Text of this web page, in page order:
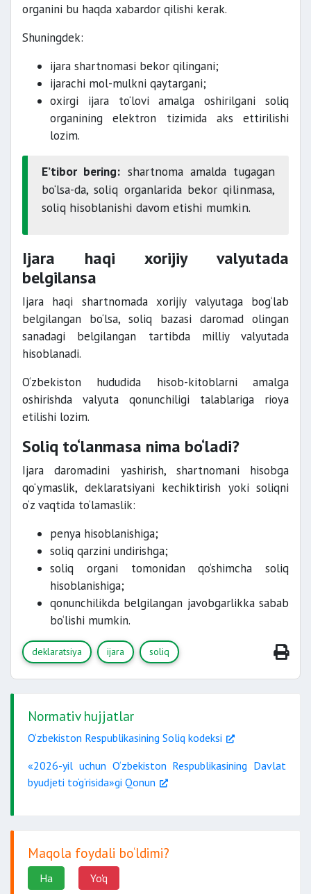
organini bu haqda xabardor qilishi kerak.
Shuningdek:
ijara shartnomasi bekor qilingani;
ijarachi mol-mulkni qaytargani;
oxirgi ijara to‘lovi amalga oshirilgani soliq
organining elektron tizimida aks ettirilishi
lozim.
E’tibor bering: shartnoma amalda tugagan
bo‘lsa-da, soliq organlarida bekor qilinmasa,
soliq hisoblanishi davom etishi mumkin.
Ijara haqi xorijiy valyutada
belgilansa
Ijara haqi shartnomada xorijiy valyutaga bog‘lab
belgilangan bo‘lsa, soliq bazasi daromad olingan
sanadagi belgilangan tartibda milliy valyutada
hisoblanadi.
O‘zbekiston hududida hisob-kitoblarni amalga
oshirishda valyuta qonunchiligi talablariga rioya
etilishi lozim.
Soliq to‘lanmasa nima bo‘ladi?
Ijara daromadini yashirish, shartnomani hisobga
qo‘ymaslik, deklaratsiyani kechiktirish yoki soliqni
o‘z vaqtida to‘lamaslik:
penya hisoblanishiga;
soliq qarzini undirishga;
soliq organi tomonidan qo‘shimcha soliq
hisoblanishiga;
qonunchilikda belgilangan javobgarlikka sabab
bo‘lishi mumkin.
deklaratsiya ijara soliq
Normativ hujjatlar
O‘zbekiston Respublikasining Soliq kodeksi
«2026-yil uchun O‘zbekiston Respublikasining Davlat
byudjeti to‘g‘risida»gi Qonun
Maqola foydali bo‘ldimi?
Ha Yo'q